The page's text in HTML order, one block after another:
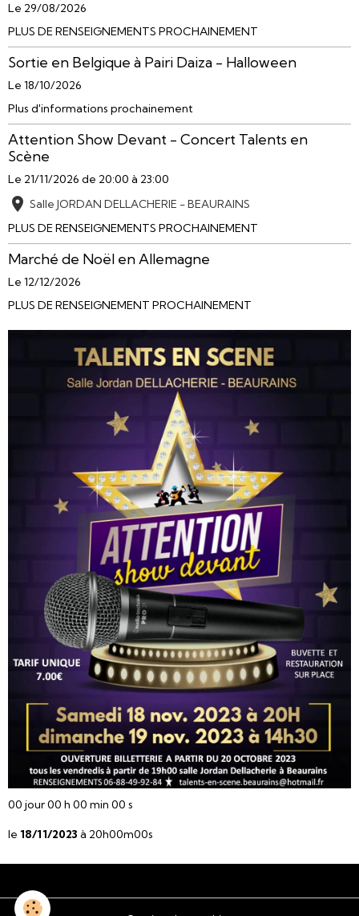
Le 29/08/2026
PLUS DE RENSEIGNEMENTS PROCHAINEMENT
Sortie en Belgique à Pairi Daiza - Halloween
Le 18/10/2026
Plus d'informations prochainement
Attention Show Devant - Concert Talents en
Scène
Le 21/11/2026 de 20:00 à 23:00
Salle JORDAN DELLACHERIE - BEAURAINS
PLUS DE RENSEIGNEMENTS PROCHAINEMENT
Marché de Noël en Allemagne
Le 12/12/2026
PLUS DE RENSEIGNEMENT PROCHAINEMENT
00 jour00 h 00 min 00 s
le 18/11/2023 à 20h00m00s